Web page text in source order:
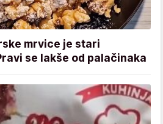
mrvice je stari
se lakše od palačinaka